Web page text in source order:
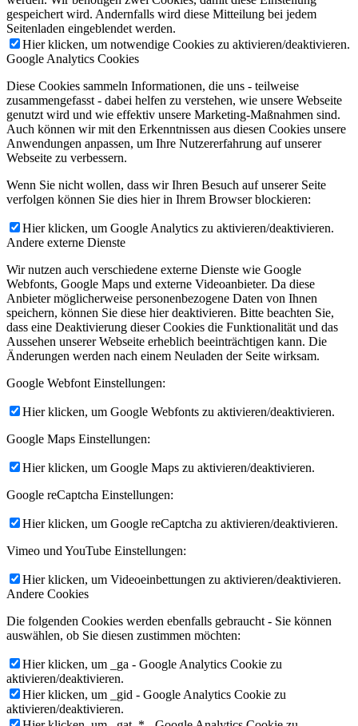
gespeichert wird. Andernfalls wird diese Mitteilung bei jedem
Seitenladen eingeblendet werden.
Hier klicken, um notwendige Cookies zu aktivieren/deaktivieren.
Google Analytics Cookies
Diese Cookies sammeln Informationen, die uns - teilweise
zusammengefasst - dabei helfen zu verstehen, wie unsere Webseite
genutzt wird und wie effektiv unsere Marketing-Maßnahmen sind.
Auch können wir mit den Erkenntnissen aus diesen Cookies unsere
Anwendungen anpassen, um Ihre Nutzererfahrung auf unserer
Webseite zu verbessern.
Wenn Sie nicht wollen, dass wir Ihren Besuch auf unserer Seite
verfolgen können Sie dies hier in Ihrem Browser blockieren:
Hier klicken, um Google Analytics zu aktivieren/deaktivieren.
Andere externe Dienste
Wir nutzen auch verschiedene externe Dienste wie Google
Webfonts, Google Maps und externe Videoanbieter. Da diese
Anbieter möglicherweise personenbezogene Daten von Ihnen
speichern, können Sie diese hier deaktivieren. Bitte beachten Sie,
dass eine Deaktivierung dieser Cookies die Funktionalität und das
Aussehen unserer Webseite erheblich beeinträchtigen kann. Die
Änderungen werden nach einem Neuladen der Seite wirksam.
Google Webfont Einstellungen:
Hier klicken, um Google Webfonts zu aktivieren/deaktivieren.
Google Maps Einstellungen:
Hier klicken, um Google Maps zu aktivieren/deaktivieren.
Google reCaptcha Einstellungen:
Hier klicken, um Google reCaptcha zu aktivieren/deaktivieren.
Vimeo und YouTube Einstellungen:
Hier klicken, um Videoeinbettungen zu aktivieren/deaktivieren.
Andere Cookies
Die folgenden Cookies werden ebenfalls gebraucht - Sie können
auswählen, ob Sie diesen zustimmen möchten:
Hier klicken, um _ga - Google Analytics Cookie zu
aktivieren/deaktivieren.
Hier klicken, um _gid - Google Analytics Cookie zu
aktivieren/deaktivieren.